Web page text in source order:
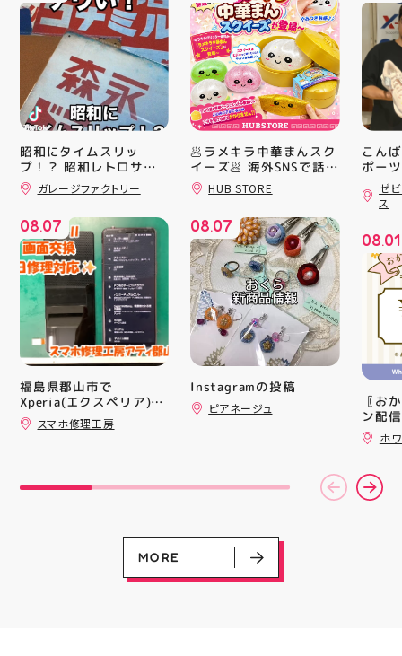
昭和にタイムスリッ
プ！？ 昭和レトロサイ
ンボード大量入荷しまし
た！ 今回はお菓子系を
屋に飾ればバッチグー
郡山駅前 アティ郡山4F
“ガレージファクトリ
ー”へ遊びに来てね️‍️‍️‍ #福
島 #郡山 #郡山駅前 #雑
貨屋 #昭和レトロ
ガレージファクトリー
08.07
福島県郡山市で
Xperia(エクスペリア)の
画面交換も即日修理対応
😊💪
スマホ修理工房
🥟ラメキラ中華まんスク
イーズ🥟 海外SNSで話題
沸騰中 ラメキラ中華ま
んスクイーズが新登場！
が とにかくかわいい♪ む
にゅっとクセになる や
みつき触感がたまらな
い…！ せいろ型ケース
に入っていて どの色の
子が出るかは 開けてか
らのお楽しみ #ラメキラ
中華まん #スクイーズ #
中華まんグッズ #海外ト
レンド #むにゅむにゅ
シル活 新商品入荷
HUBSTORE
HUB STORE
08.07
Instagramの投稿
ピアネージュ
こん
ポー
ティ
日の
クス
6」の
徴と
反発
搭載
追加
上さ
トレ
ショ
ンと
備え
ウー
をカ
方や
かけ
ゼ
ス
08.01
〖お
ン配
ッパ
￥
ーポ
ース
ホ
MORE